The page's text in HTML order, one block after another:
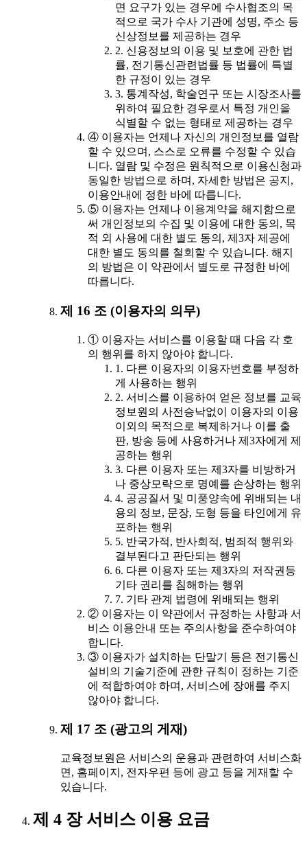
면 요구가 있는 경우에 수사협조의 목
적으로 국가 수사 기관에 성명, 주소 등
신상정보를 제공하는 경우
2. 신용정보의 이용 및 보호에 관한 법
률, 전기통신관련법률 등 법률에 특별
한 규정이 있는 경우
3. 통계작성, 학술연구 또는 시장조사를
위하여 필요한 경우로서 특정 개인을
식별할 수 없는 형태로 제공하는 경우
④ 이용자는 언제나 자신의 개인정보를 열람
할 수 있으며, 스스로 오류를 수정할 수 있습
니다. 열람 및 수정은 원칙적으로 이용신청과
동일한 방법으로 하며, 자세한 방법은 공지,
이용안내에 정한 바에 따릅니다.
⑤ 이용자는 언제나 이용계약을 해지함으로
써 개인정보의 수집 및 이용에 대한 동의, 목
적 외 사용에 대한 별도 동의, 제3자 제공에
대한 별도 동의를 철회할 수 있습니다. 해지
의 방법은 이 약관에서 별도로 규정한 바에
따릅니다.
제 16 조 (이용자의 의무)
① 이용자는 서비스를 이용할 때 다음 각 호
의 행위를 하지 않아야 합니다.
1. 다른 이용자의 이용자번호를 부정하
게 사용하는 행위
2. 서비스를 이용하여 얻은 정보를 교육
정보원의 사전승낙없이 이용자의 이용
이외의 목적으로 복제하거나 이를 출
판, 방송 등에 사용하거나 제3자에게 제
공하는 행위
3. 다른 이용자 또는 제3자를 비방하거
나 중상모략으로 명예를 손상하는 행위
4. 공공질서 및 미풍양속에 위배되는 내
용의 정보, 문장, 도형 등을 타인에게 유
포하는 행위
5. 반국가적, 반사회적, 범죄적 행위와
결부된다고 판단되는 행위
6. 다른 이용자 또는 제3자의 저작권등
기타 권리를 침해하는 행위
7. 기타 관계 법령에 위배되는 행위
② 이용자는 이 약관에서 규정하는 사항과 서
비스 이용안내 또는 주의사항을 준수하여야
합니다.
③ 이용자가 설치하는 단말기 등은 전기통신
설비의 기술기준에 관한 규칙이 정하는 기준
에 적합하여야 하며, 서비스에 장애를 주지
않아야 합니다.
제 17 조 (광고의 게재)
교육정보원은 서비스의 운용과 관련하여 서비스화
면, 홈페이지, 전자우편 등에 광고 등을 게재할 수
있습니다.
제 4 장 서비스 이용 요금